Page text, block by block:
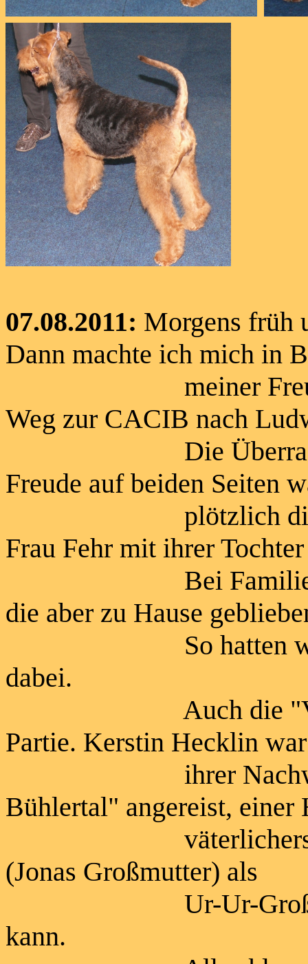
07.08.2011: Morgens früh
Dann machte ich mich in
meiner Freundin
Weg zur CACIB nach
Die
Freude auf beiden Seiten
plötzlich direkt an
Frau Fehr mit ihrer
Bei Familie Fehr
die aber zu Hause
So hatten wir also
dabei.
Auch die
Partie. Kerstin Hecklin
ihrer
Bühlertal" angereist, einer
väterlicherseits,
(Jonas Großmutter) als
Ur-Ur-Großmutter
kann.